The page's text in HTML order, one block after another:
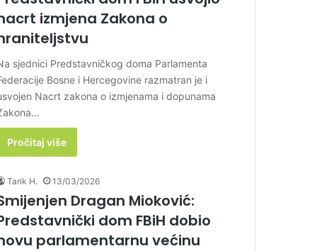
izmjena Zakona o
sjednici Predstavničkog doma Parlamenta
Bosne i Hercegovine razmatran je i
Nacrt zakona o izmjenama i dopunama
Pročitaj više
Tarik H. 13/03/2026
Dragan Mioković:
dom FBiH dobio
parlamentarnu većinu